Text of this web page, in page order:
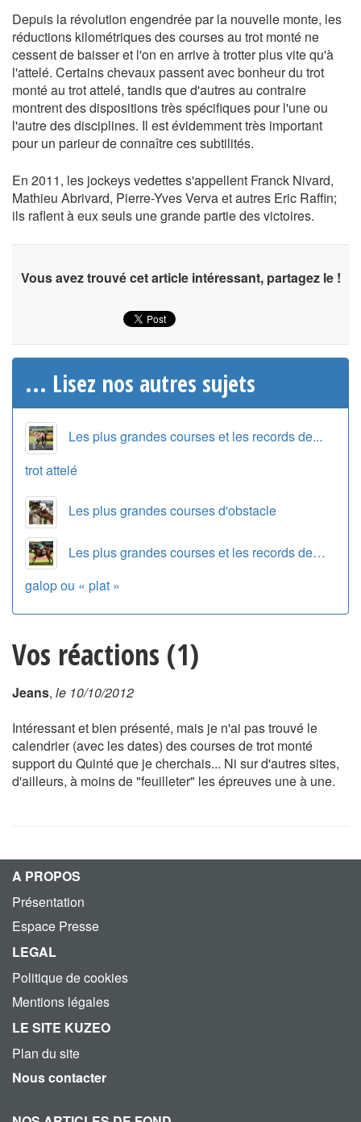
Depuis la révolution engendrée par la nouvelle monte, les
réductions kilométriques des courses au trot monté ne
cessent de baisser et l'on en arrive à trotter plus vite qu'à
l'attelé. Certains chevaux passent avec bonheur du trot
monté au trot attelé, tandis que d'autres au contraire
montrent des dispositions très spécifiques pour l'une ou
l'autre des disciplines. Il est évidemment très important
pour un parieur de connaître ces subtilités.
En 2011, les jockeys vedettes s'appellent Franck Nivard,
Mathieu Abrivard, Pierre-Yves Verva et autres Eric Raffin;
ils raflent à eux seuls une grande partie des victoires.
Vous avez trouvé cet article intéressant, partagez le !
... Lisez nos autres sujets
Les plus grandes courses et les records de...
trot attelé
Les plus grandes courses d'obstacle
Les plus grandes courses et les records de…
galop ou « plat »
Vos réactions (1)
Jeans, le 10/10/2012
Intéressant et bien présenté, mais je n'ai pas trouvé le
calendrier (avec les dates) des courses de trot monté
support du Quinté que je cherchais... Ni sur d'autres sites,
d'ailleurs, à moins de "feuilleter" les épreuves une à une.
A PROPOS
Présentation
Espace Presse
LEGAL
Politique de cookies
Mentions légales
LE SITE KUZEO
Plan du site
Nous contacter